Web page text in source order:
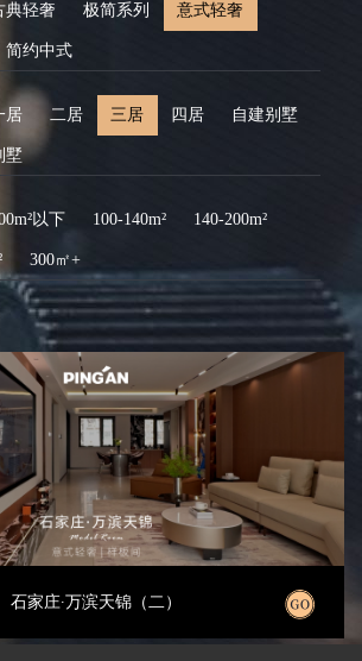
典轻奢 极简系列 意式轻奢
简约中式
居 二居 三居 四居 自建别墅
墅
以下 100-140m² 140-200m²
300㎡+
石家庄∙万滨天锦（二）